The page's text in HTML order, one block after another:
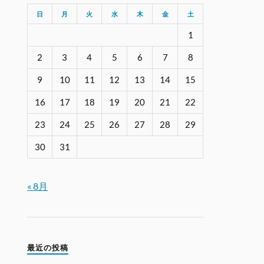
日 月 火 水 木 金 土
1
2 3 4 5 6 7 8
9 10 11 12 13 14 15
16 17 18 19 20 21 22
23 24 25 26 27 28 29
30 31
« 8月
最近の投稿